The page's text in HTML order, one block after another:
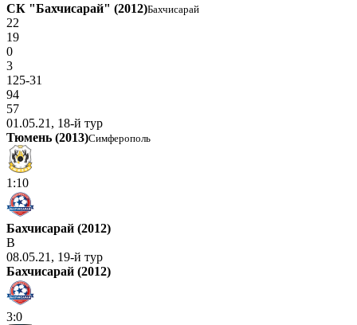
СК "Бахчисарай" (2012)Бахчисарай
22
19
0
3
125-31
94
57
01.05.21, 18-й тур
Тюмень (2013)Симферополь
1:10
Бахчисарай (2012)
В
08.05.21, 19-й тур
Бахчисарай (2012)
3:0